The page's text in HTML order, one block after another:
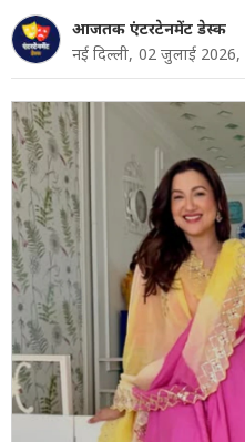
आजतक एंटरटेनमेंट डेस्क
नई दिल्ली, 02 जुलाई 2026,